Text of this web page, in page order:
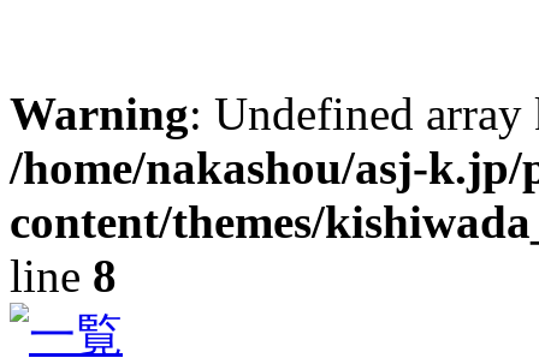
Warning: Undefined
/home/nakashou/asj-
content/themes/
line 8